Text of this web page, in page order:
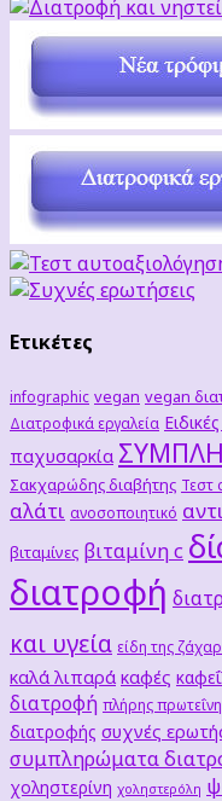
Ετικέτες
infographic vegan vegan
Διατροφικά εργαλεία
παχυσαρκία
Σακχαρώδης διαβήτης Τεστ
αλάτι ανοσοποιητικό
βιταμίνες βιταμίνη c
διατροφή
και υγεία είδη της
καλά λιπαρά καφές
διατροφή πλήρης πρωτεΐνη
διατροφής συχνές
συμπληρώματα
χοληστερίνη χοληστερόλη